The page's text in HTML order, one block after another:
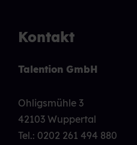
Kontakt
Talention GmbH
Ohligsmühle 3
42103 Wuppertal
Tel.: 0202 261 494 880